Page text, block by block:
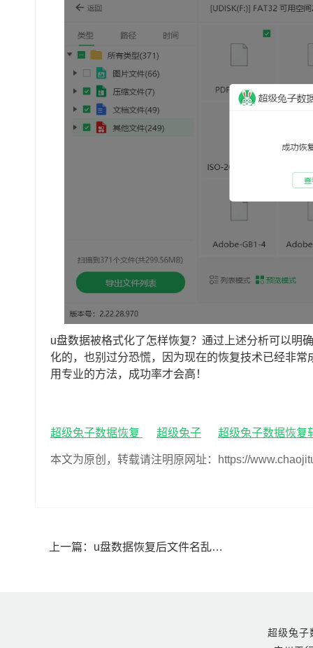
u盘数据被格式化了怎样恢复？通过上述分析可以明
化的，也别过分恐慌，因为现在的恢复技术已经非
用专业的方法，成功率才会高！
超级兔子数据恢复 超级兔子 超级兔子数据恢复
本文为原创，转载请注明原网址：https://
上一篇： u盘数据恢复后文件名乱了怎么办(u盘恢复文件后乱码怎么恢复)
超级兔